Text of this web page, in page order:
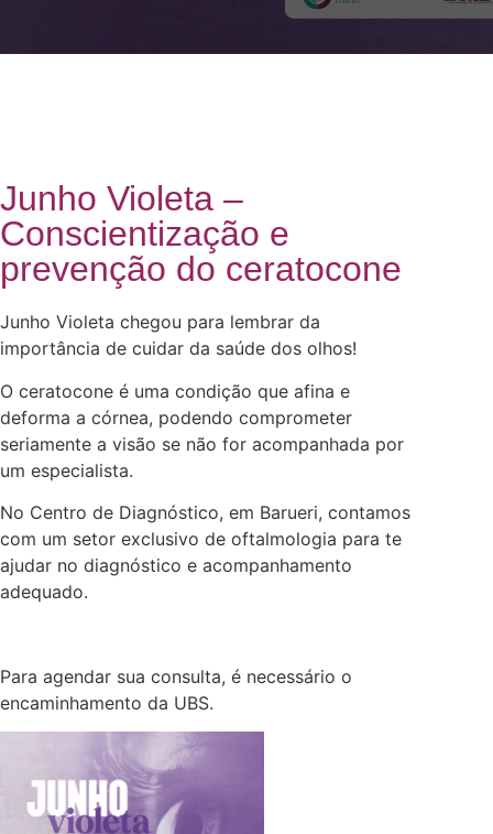
Junho Violeta –
Conscientização e
prevenção do ceratocone
Junho Violeta chegou para lembrar da
importância de cuidar da saúde dos olhos!
O ceratocone é uma condição que afina e
deforma a córnea, podendo comprometer
seriamente a visão se não for acompanhada por
um especialista.
No Centro de Diagnóstico, em Barueri, contamos
com um setor exclusivo de oftalmologia para te
ajudar no diagnóstico e acompanhamento
adequado.
Para agendar sua consulta, é necessário o
encaminhamento da UBS.